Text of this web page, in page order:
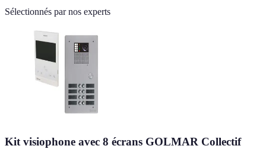
Sélectionnés par nos experts
Kit visiophone avec 8 écrans GOLMAR Collectif